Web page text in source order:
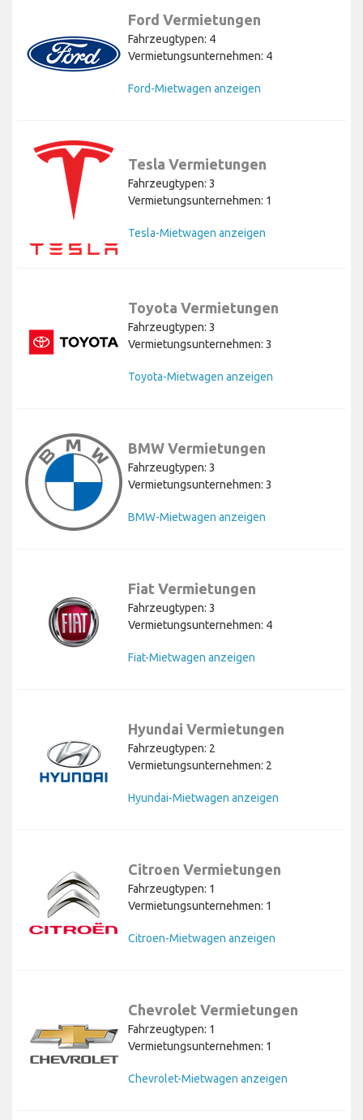
Ford Vermietungen
Fahrzeugtypen: 4
Vermietungsunternehmen: 4
Ford-Mietwagen anzeigen
Tesla Vermietungen
Fahrzeugtypen: 3
Vermietungsunternehmen: 1
Tesla-Mietwagen anzeigen
Toyota Vermietungen
Fahrzeugtypen: 3
Vermietungsunternehmen: 3
Toyota-Mietwagen anzeigen
BMW Vermietungen
Fahrzeugtypen: 3
Vermietungsunternehmen: 3
BMW-Mietwagen anzeigen
Fiat Vermietungen
Fahrzeugtypen: 3
Vermietungsunternehmen: 4
Fiat-Mietwagen anzeigen
Hyundai Vermietungen
Fahrzeugtypen: 2
Vermietungsunternehmen: 2
Hyundai-Mietwagen anzeigen
Citroen Vermietungen
Fahrzeugtypen: 1
Vermietungsunternehmen: 1
Citroen-Mietwagen anzeigen
Chevrolet Vermietungen
Fahrzeugtypen: 1
Vermietungsunternehmen: 1
Chevrolet-Mietwagen anzeigen